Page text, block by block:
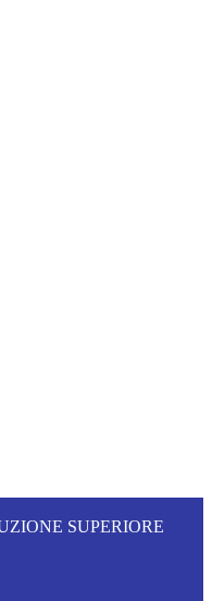
SUPERIORE